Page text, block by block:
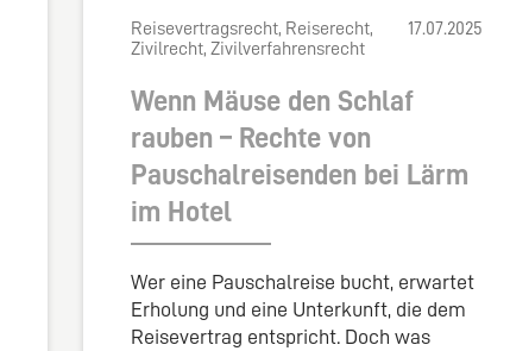
Reisevertragsrecht, Reiserecht,
Zivilrecht, Zivilverfahrensrecht
17.07.2025
Wenn Mäuse den Schlaf
rauben – Rechte von
Pauschalreisenden bei Lärm
im Hotel
Wer eine Pauschalreise bucht, erwartet
Erholung und eine Unterkunft, die dem
Reisevertrag entspricht. Doch was